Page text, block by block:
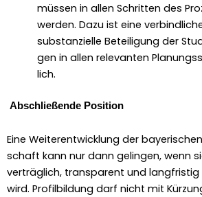
müssen in allen Schrit­ten des
wer­den. Dazu ist eine
sub­stanzielle Beteili­gung der
gen in allen rel­e­van­ten
lich.
Abschließende Posi­tion
Eine Weit­er­en­twick­lung der
schaft kann nur dann gelin­gen, wenn
verträglich, trans­par­ent und
wird. Pro­fil­bil­dung darf nicht mit